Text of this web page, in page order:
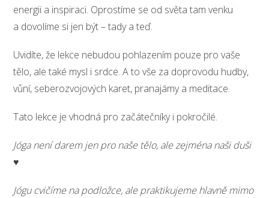
energii a inspiraci. Oprostíme se od světa tam venku
a dovolíme si jen být – tady a teď.
Uvidíte, že lekce nebudou pohlazením pouze pro vaše
tělo, ale také mysl i srdce. A to vše za doprovodu hudby,
vůní, seberozvojových karet, pranajámy a meditace.
Tato lekce je vhodná pro začátečníky i pokročilé.
Jóga není darem jen pro naše tělo, ale zejména naši duši
♥
Jógu cvičíme na podložce, ale praktikujeme hlavně mimo